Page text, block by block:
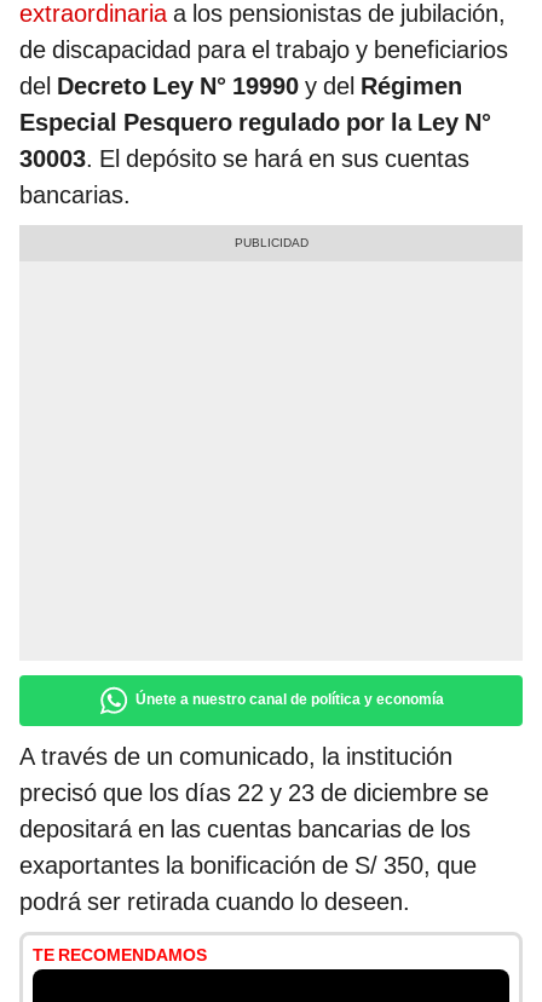
extraordinariaa los pensionistas de jubilación,
de discapacidad para el trabajo y beneficiarios
del Decreto Ley N° 19990 y del Régimen
Especial Pesquero regulado por la Ley N°
30003. El depósito se hará en sus cuentas
bancarias.
Únete a nuestro canal de política y economía
A través de un comunicado, la institución
precisó que los días 22 y 23 de diciembre se
depositará en las cuentas bancarias de los
exaportantes la bonificación de S/ 350, que
podrá ser retirada cuando lo deseen.
TE RECOMENDAMOS